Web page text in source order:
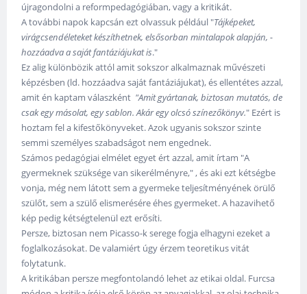
újragondolni a reformpedagógiában, vagy a kritikát.
A további napok kapcsán ezt olvassuk például "Tájképeket,
virágcsendéleteket készíthetnek, elsősorban mintalapok alapján, -
hozzáadva a saját fantáziájukat is."
Ez alig különbözik attól amit sokszor alkalmaznak művészeti
képzésben (ld. hozzáadva saját fantáziájukat), és ellentétes azzal,
amit én kaptam válaszként "Amit gyártanak, biztosan mutatós, de
csak egy másolat, egy sablon. Akár egy olcsó színezőkönyv." Ezért is
hoztam fel a kifestőkönyveket. Azok ugyanis sokszor szinte
semmi személyes szabadságot nem engednek.
Számos pedagógiai elmélet egyet ért azzal, amit írtam "A
gyermeknek szüksége van sikerélményre," , és aki ezt kétségbe
vonja, még nem látott sem a gyermeke teljesítményének örülő
szülőt, sem a szülő elismerésére éhes gyermeket. A hazavihető
kép pedig kétségtelenül ezt erősíti.
Persze, biztosan nem Picasso-k serege fogja elhagyni ezeket a
foglalkozásokat. De valamiért úgy érzem teoretikus vitát
folytatunk.
A kritikában persze megfontolandó lehet az etikai oldal. Furcsa